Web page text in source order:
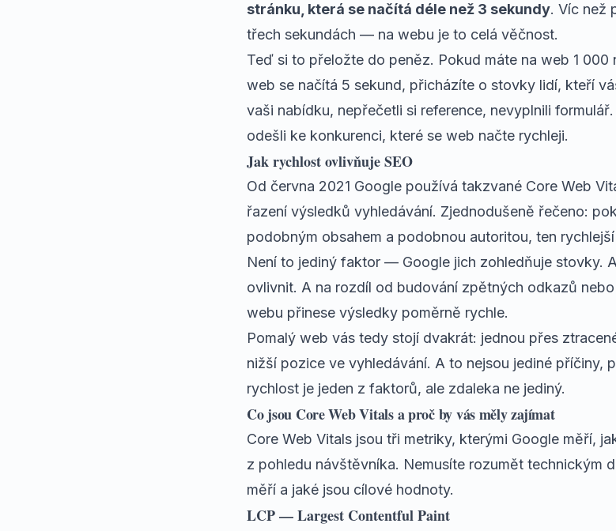
stránku, která se načítá déle než 3 sekundy. Víc než
třech sekundách — na webu je to celá věčnost.
Teď si to přeložte do peněz. Pokud máte na web 1
web se načítá 5 sekund, přicházíte o stovky lidí, kteří
vaši nabídku, nepřečetli si reference, nevyplnili
odešli ke konkurenci, které se web načte rychleji.
Jak rychlost ovlivňuje SEO
Od června 2021 Google používá takzvané Core Web
řazení výsledků vyhledávání. Zjednodušeně řečeno:
podobným obsahem a podobnou autoritou, ten
Není to jediný faktor — Google jich zohledňuje stovky.
ovlivnit. A na rozdíl od budování zpětných odkazů
webu přinese výsledky poměrně rychle.
Pomalý web vás tedy stojí dvakrát: jednou přes
nižší pozice ve vyhledávání. A to nejsou jediné příčiny,
rychlost je jeden z faktorů, ale zdaleka ne jediný.
Co jsou Core Web Vitals a proč by vás měly zajímat
Core Web Vitals jsou tři metriky, kterými Google měří,
z pohledu návštěvníka. Nemusíte rozumět technickým
měří a jaké jsou cílové hodnoty.
LCP — Largest Contentful Paint